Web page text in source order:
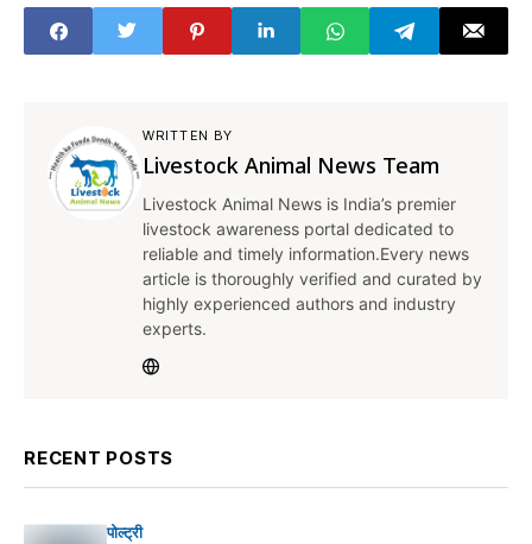
WRITTEN BY
Livestock Animal News Team
Livestock Animal News is India’s premier
livestock awareness portal dedicated to
reliable and timely information.Every news
article is thoroughly verified and curated by
highly experienced authors and industry
experts.
RECENT POSTS
पोल्ट्री